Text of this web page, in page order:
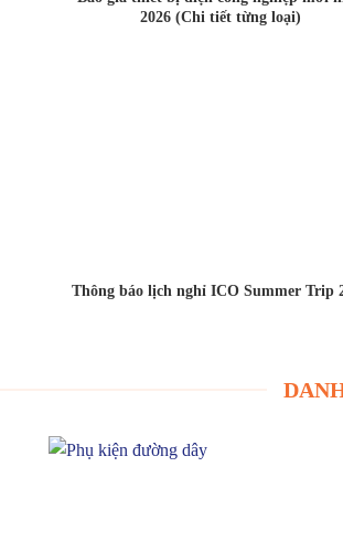
2026 (Chi tiết từng loại)
Thông báo lịch nghỉ ICO Summer Trip